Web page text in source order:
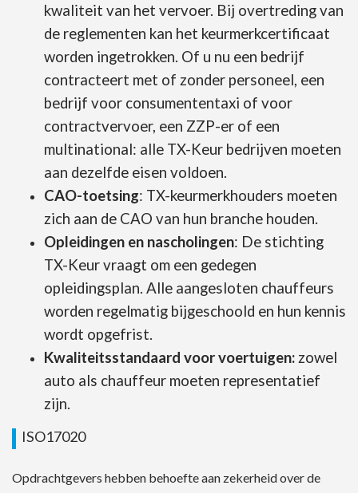
kwaliteit van het vervoer. Bij overtreding van
de reglementen kan het keurmerkcertificaat
worden ingetrokken. Of u nu een bedrijf
contracteert met of zonder personeel, een
bedrijf voor consumententaxi of voor
contractvervoer, een ZZP-er of een
multinational: alle TX-Keur bedrijven moeten
aan dezelfde eisen voldoen.
CAO-toetsing: TX-keurmerkhouders moeten
zich aan de CAO van hun branche houden.
Opleidingen en nascholingen: De stichting
TX-Keur vraagt om een gedegen
opleidingsplan. Alle aangesloten chauffeurs
worden regelmatig bijgeschoold en hun kennis
wordt opgefrist.
Kwaliteitsstandaard voor voertuigen: zowel
auto als chauffeur moeten representatief
zijn.
ISO17020
Opdrachtgevers hebben behoefte aan zekerheid over de